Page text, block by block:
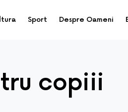
Sport Despre Oameni
copiii